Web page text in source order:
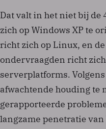
Dat valt in het niet bij de
zich op Windows XP te
richt zich op Linux, en
ondervraagden richt
serverplatforms.
afwachtende houding te
gerapporteerde
langzame penetratie